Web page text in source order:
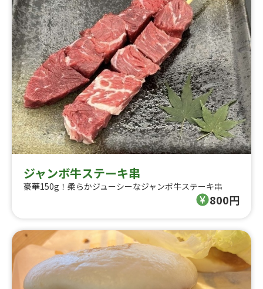
ジャンボ牛ステーキ串
豪華150g！柔らかジューシーなジャンボ牛ステーキ串
800円